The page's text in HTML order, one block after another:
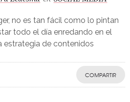
no es tan fácil como lo pintan
todo el día enredando en el
estrategia de contenidos
COMPARTIR